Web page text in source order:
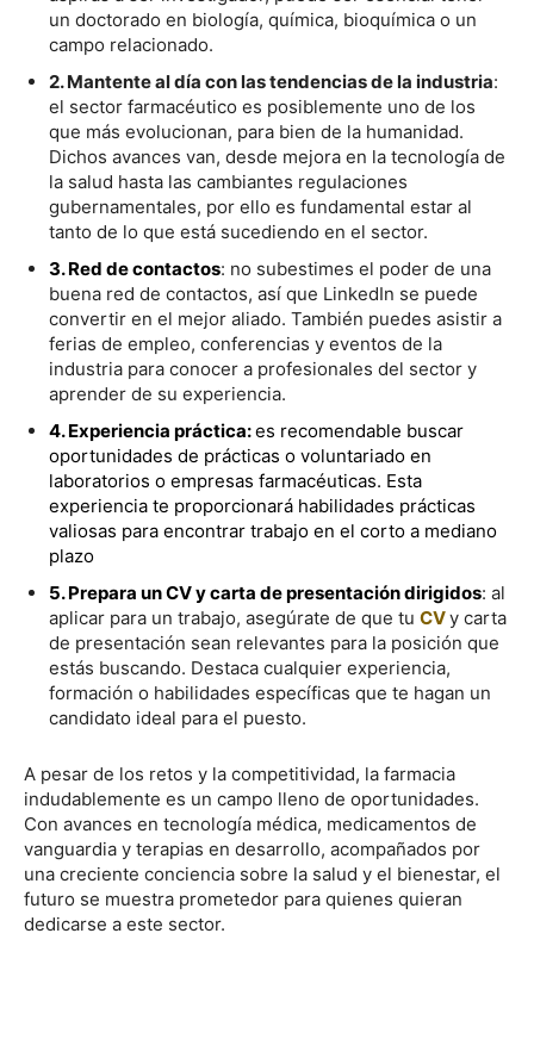
un doctorado en biología, química, bioquímica o un
campo relacionado.
2. Mantente al día con las tendencias de la industria:
el sector farmacéutico es posiblemente uno de los
que más evolucionan, para bien de la humanidad.
Dichos avances van, desde mejora en la tecnología de
la salud hasta las cambiantes regulaciones
gubernamentales, por ello es fundamental estar al
tanto de lo que está sucediendo en el sector.
3. Red de contactos: no subestimes el poder de una
buena red de contactos, así que LinkedIn se puede
convertir en el mejor aliado. También puedes asistir a
ferias de empleo, conferencias y eventos de la
industria para conocer a profesionales del sector y
aprender de su experiencia.
4. Experiencia práctica:es recomendable buscar
oportunidades de prácticas o voluntariado en
laboratorios o empresas farmacéuticas. Esta
experiencia te proporcionará habilidades prácticas
valiosas para encontrar trabajo en el corto a mediano
plazo
5. Prepara un CV y carta de presentación dirigidos: al
aplicar para un trabajo, asegúrate de que tu CVy carta
de presentación sean relevantes para la posición que
estás buscando. Destaca cualquier experiencia,
formación o habilidades específicas que te hagan un
candidato ideal para el puesto.
A pesar de los retos y la competitividad, la farmacia
indudablemente es un campo lleno de oportunidades.
Con avances en tecnología médica, medicamentos de
vanguardia y terapias en desarrollo, acompañados por
una creciente conciencia sobre la salud y el bienestar, el
futuro se muestra prometedor para quienes quieran
dedicarse a este sector.